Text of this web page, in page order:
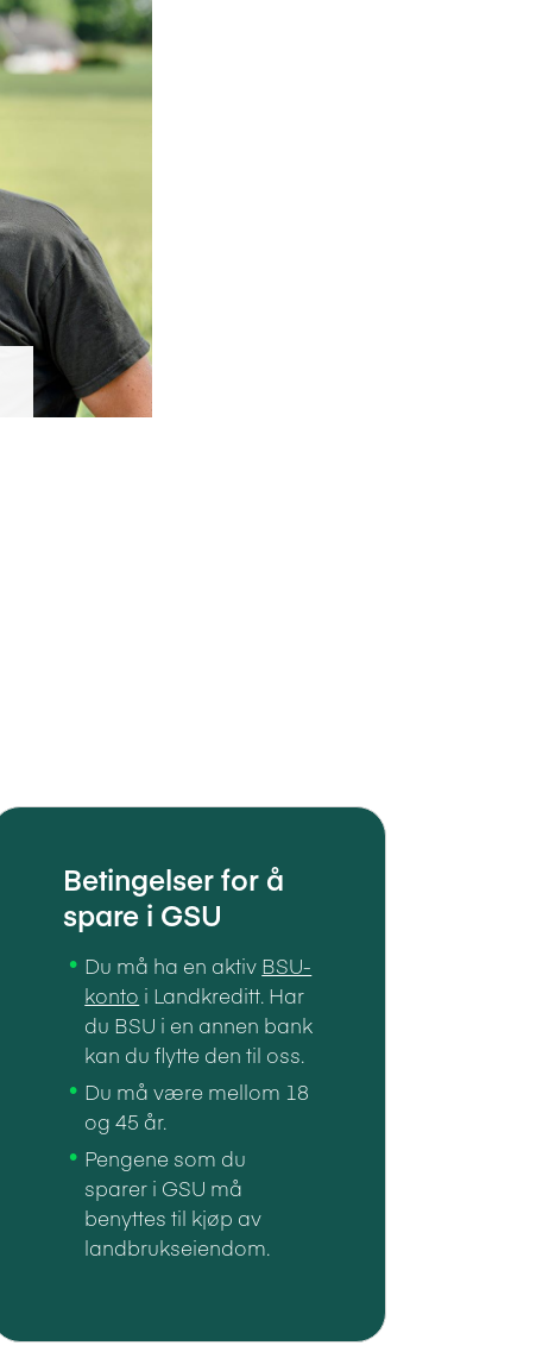
Betingelser for å
spare i GSU
Du må ha en aktiv BSU-
konto i Landkreditt. Har
du BSU i en annen bank
kan du flytte den til oss.
Du må være mellom 18
og 45 år.
Pengene som du
sparer i GSU må
benyttes til kjøp av
landbrukseiendom.